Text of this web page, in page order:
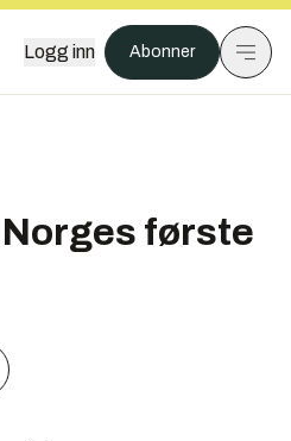
Logg inn Abonner
første